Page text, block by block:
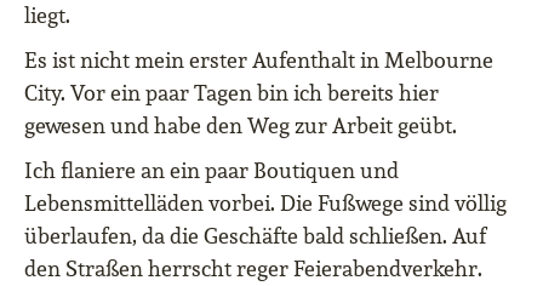
liegt.
Es ist nicht mein erster Aufenthalt in Melbourne
City. Vor ein paar Tagen bin ich bereits hier
gewesen und habe den Weg zur Arbeit geübt.
Ich flaniere an ein paar Boutiquen und
Lebensmittelläden vorbei. Die Fußwege sind völlig
überlaufen, da die Geschäfte bald schließen. Auf
den Straßen herrscht reger Feierabendverkehr.